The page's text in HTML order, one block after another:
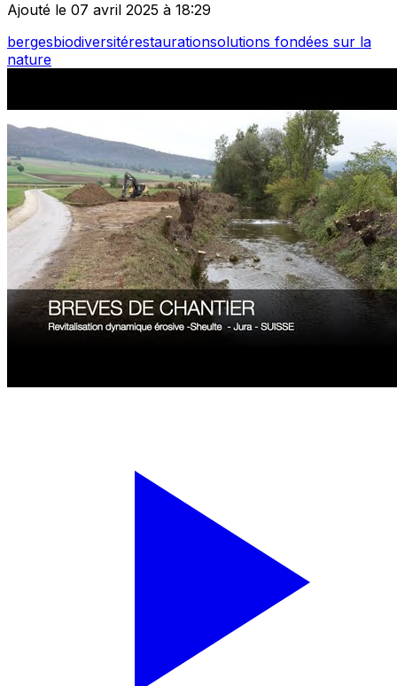
Ajouté le 07 avril 2025 à 18:29
bergesbiodiversitérestaurationsolutions fondées sur la
nature